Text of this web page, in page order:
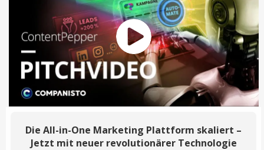
Die All-in-One Marketing Plattform skaliert –
Jetzt mit neuer revolutionärer Technologie